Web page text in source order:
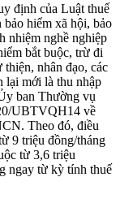
định của Luật thuế
hiểm xã hội, bảo
nhiệm nghề nghiệp
bắt buộc, trừ đi
nhân đạo, các
lại mới là thu nhập
ban Thường vụ
UBTVQH14 về
Theo đó, điều
9 triệu đồng/tháng
từ 3,6 triệu
ngay từ kỳ tính thuế